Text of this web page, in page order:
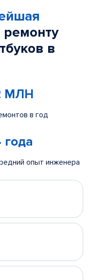
ремонту
в
МЛН
в год
года
опыт инженера